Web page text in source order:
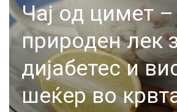
Чај од цимет –
природен лек
дијабетес и
шеќер во